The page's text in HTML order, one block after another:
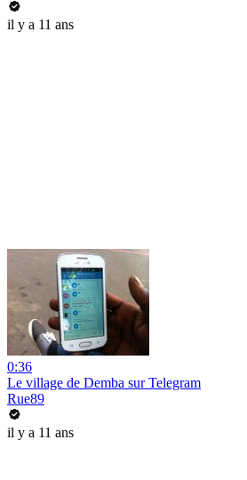
il y a 11 ans
0:36
Le village de Demba sur Telegram
Rue89
il y a 11 ans